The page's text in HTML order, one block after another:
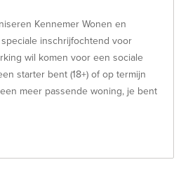
Kennemer Wonen en
inschrijfochtend voor
wil komen voor een sociale
starter bent (18+) of op termijn
meer passende woning, je bent